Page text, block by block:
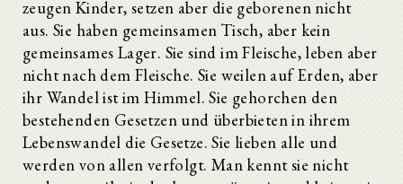
zeugen Kinder, setzen aber die geborenen nicht
aus. Sie haben gemeinsamen Tisch, aber kein
gemeinsames Lager. Sie sind im Fleische, leben aber
nicht nach dem Fleische. Sie weilen auf Erden, aber
ihr Wandel ist im Himmel. Sie gehorchen den
bestehenden Gesetzen und überbieten in ihrem
Lebenswandel die Gesetze. Sie lieben alle und
werden von allen verfolgt. Man kennt sie nicht